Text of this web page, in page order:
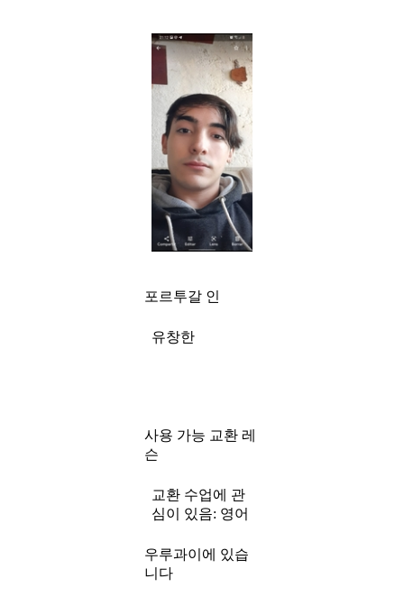
포르투갈 인
유창한
사용 가능 교환 레
슨
교환 수업에 관
심이 있음: 영어
우루과이에 있습
니다